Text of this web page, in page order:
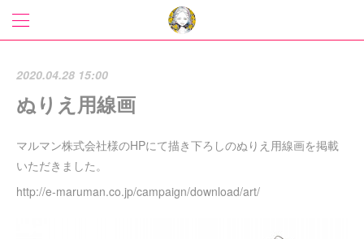
2020.04.28 15:00
ぬりえ用線画
マルマン株式会社様のHPにて描き下ろしのぬりえ用線画を掲載
いただきました。
http://e-maruman.co.jp/campaign/download/art/